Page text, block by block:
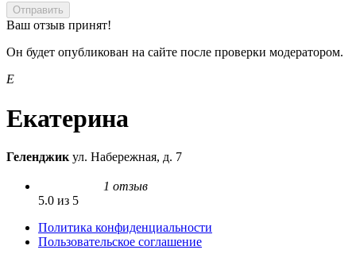
Отправить
Ваш отзыв принят!
Он будет опубликован на сайте после проверки модератором.
Е
Екатерина
Геленджик ул. Набережная, д. 7
1 отзыв
5.0 из 5
Политика конфиденциальности
Пользовательское соглашение